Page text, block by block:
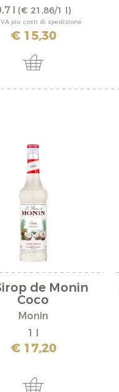
l (€ 21,86/1 l)
più costi di spedizione
€ 15,30
de Monin
Coco
Monin
1 l
€ 17,20